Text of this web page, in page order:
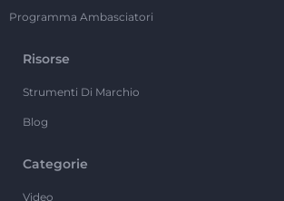
Programma Ambasciatori
Risorse
Strumenti Di Marchio
Blog
Categorie
Video